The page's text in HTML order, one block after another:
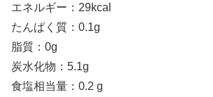
エネルギー：29kcal
たんぱく質：0.1g
脂質：0g
炭水化物：5.1g
食塩相当量：0.2 g